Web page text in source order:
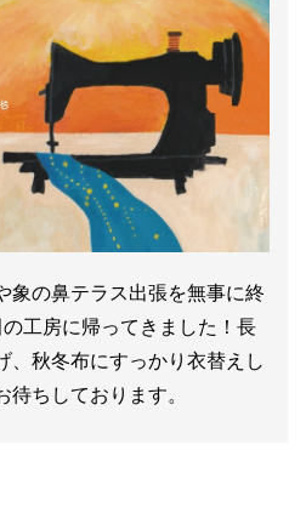
象の鼻テラス出張を無事に終
工房に帰ってきました！長
、秋冬布にすっかり衣替えし
ちしております。